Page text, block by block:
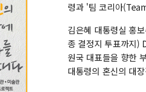
령과 '팀 코리아
김은혜 대통령실 홍
종 결정지 투표까지)
원국 대표들을 향한
대통령의 혼신의 대